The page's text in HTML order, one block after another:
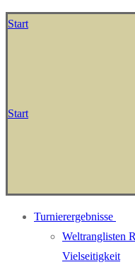
Start
Start
Turnierergebnisse
Weltranglisten
Vielseitigkeit